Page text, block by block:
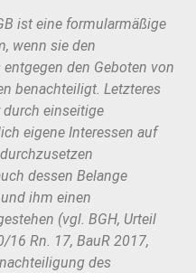
ist eine formularmäßige
wenn sie den
entgegen den Geboten von
benachteiligt. Letzteres
durch einseitige
eigene Interessen auf
dessen Belange
ihm einen
(vgl. BGH, Urteil
16 Rn. 17, BauR 2017,
des